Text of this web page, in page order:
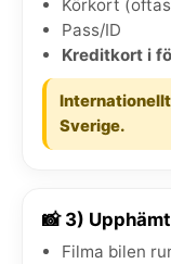
Körkort
Pass/ID
Kreditkort i
Sverige.
📸 3)
Filma bilen